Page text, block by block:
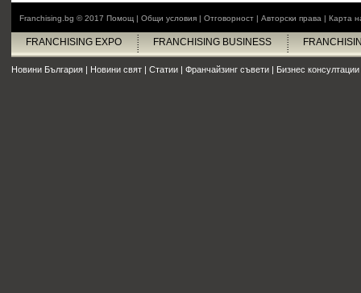
Franchising.bg © 2017 Помощ | Общи условия | Отговорност | Авторски права | Карта
FRANCHISING EXPO FRANCHISING BUSINESS
Новини България | Новини свят | Статии | Франчайзинг съвети | Бизнес консултации